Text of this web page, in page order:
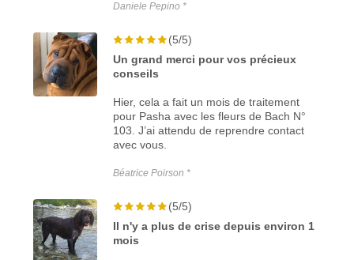
Daniele Pepino *
(5/5)
Un grand merci pour vos précieux
conseils
Hier, cela a fait un mois de traitement
pour Pasha avec les fleurs de Bach N°
103. J’ai attendu de reprendre contact
avec vous.
Béatrice Poirson *
(5/5)
Il n'y a plus de crise depuis environ 1
mois